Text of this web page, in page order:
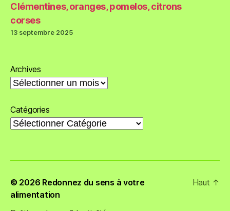
Clémentines, oranges, pomelos, citrons
corses
13 septembre 2025
Archives
Catégories
© 2026 Redonnez du sens à votre
alimentation
Haut ↑